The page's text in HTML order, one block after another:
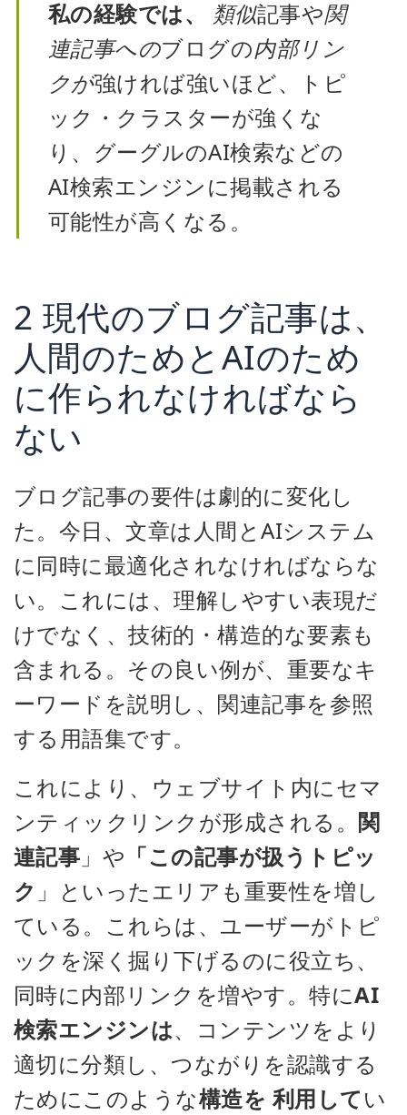
私の経験では、 類似記事や関
連記事へのブログの内部リン
クが強ければ強いほど、トピ
ック・クラスターが強くな
り、グーグルのAI検索などの
AI検索エンジンに掲載される
可能性が高くなる。
2 現代のブログ記事は、
人間のためとAIのため
に作られなければなら
ない
ブログ記事の要件は劇的に変化し
た。今日、文章は人間とAIシステム
に同時に最適化されなければならな
い。これには、理解しやすい表現だ
けでなく、技術的・構造的な要素も
含まれる。その良い例が、重要なキ
ーワードを説明し、関連記事を参照
する用語集です。
これにより、ウェブサイト内にセマ
ンティックリンクが形成される。 関
連記事 」や 「この記事が扱うトピッ
ク 」といったエリアも重要性を増し
ている。これらは、ユーザーがトピ
ックを深く掘り下げるのに役立ち、
同時に内部リンクを増やす。特にAI
検索エンジンは、コンテンツをより
適切に分類し、つながりを認識する
ためにこのような構造を 利用してい